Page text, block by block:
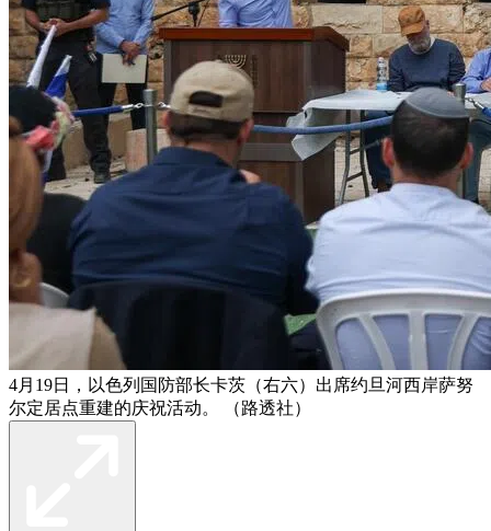
4月19日，以色列国防部长卡茨（右六）出席约旦河西岸萨努
尔定居点重建的庆祝活动。 （路透社）